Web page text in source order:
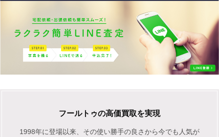
フールトゥの高価買取を実現
1998年に登場以来、その使い勝手の良さから今でも人気が